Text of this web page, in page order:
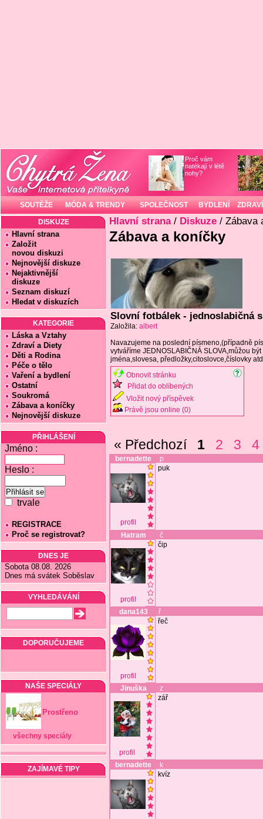
Proč vám
natékají v létě
nohy?
SOUTĚŽE MÓDA & TRENDY SPOLEČNOST BYDLENÍ ZDRAVÍ
DISKUZE
Hlavní strana
Založit
novou diskuzi
Nejnovější diskuze
Nejaktivnější
diskuze
Seznam diskuzí
Hledat v diskuzích
KATEGORIE
Láska a Vztahy
Zdraví a Diety
Děti a Rodina
Péče o tělo
Vaření a bydlení
Ostatní
Soukromá
Zábava a koníčky
Nejnovější diskuze
PŘIHLÁŠENÍ
Jméno :
Heslo :
trvale
REGISTRACE
Proč se registrovat?
DNES JE
Sobota 08.08. 2026
Dnes má svátek Soběslav
VYHLEDÁVÁNÍ
DOPORUČUJEME
NAŠE SPECIÁLY
Prostřeno
všechny speciály
ZAJÍMAVÉ TIPY
Hlavní strana/ Diskuze / Zábava
Zábava a koníčky
Slovní fotbálek - jednoslabičná
Založila: albert
Navazujeme na poslední písmeno,(případně
vytváříme JEDNOSLABIČNÁ SLOVA,můžou
jména,slovesa, předložky,citoslovce,číslovky
Obnovit stránku
Přidat do oblíbených
Vložit nový příspěvek
Právě jsou online (0)
« Předchozí 1 2 3 4
bernadette p
profil
puk
Hatram č
profil
čip
dana143 ř
profil
řeč
Jinuška z
profil
zář
bernadette k
kvíz